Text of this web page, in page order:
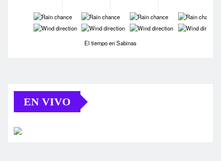
-
-
-
-
-
-
-
-
El tiempo en Sabinas
EN VIVO